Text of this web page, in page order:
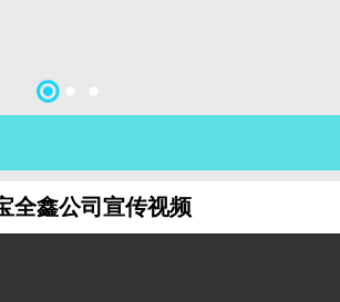
关于我们
联系我们
51La
全鑫公司宣传视频